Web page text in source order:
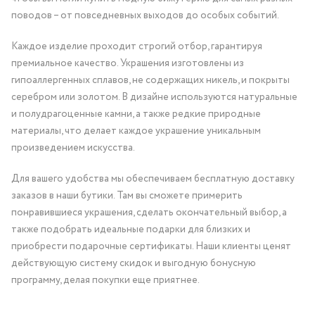
поводов – от повседневных выходов до особых событий.
Каждое изделие проходит строгий отбор, гарантируя
премиальное качество. Украшения изготовлены из
гипоаллергенных сплавов, не содержащих никель, и покрыты
серебром или золотом. В дизайне используются натуральные
и полудрагоценные камни, а также редкие природные
материалы, что делает каждое украшение уникальным
произведением искусства.
Для вашего удобства мы обеспечиваем бесплатную доставку
заказов в наши бутики. Там вы сможете примерить
понравившиеся украшения, сделать окончательный выбор, а
также подобрать идеальные подарки для близких и
приобрести подарочные сертификаты. Наши клиенты ценят
действующую систему скидок и выгодную бонусную
программу, делая покупки еще приятнее.